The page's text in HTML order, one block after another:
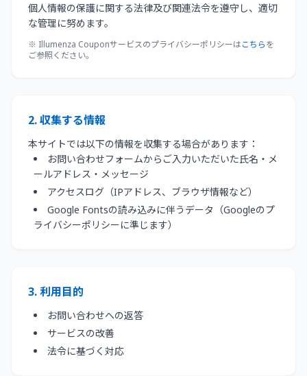
個人情報の保護に関する法律及び関連法令を遵守し、適切
な管理に努めます。
※ Illumenza Couponサービスのプライバシーポリシーはこちらを
ご参照ください。
2. 収集する情報
本サイトでは以下の情報を収集する場合があります：
お問い合わせフォームからご入力いただいた氏名・メ
ールアドレス・メッセージ
アクセスログ（IPアドレス、ブラウザ情報など）
Google Fontsの読み込みに伴うデータ（Googleのプ
ライバシーポリシーに準じます）
3. 利用目的
お問い合わせへの返答
サービスの改善
法令に基づく対応